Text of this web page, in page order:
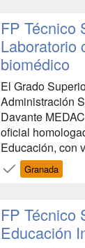
end de la
aspectos
FP Técnico
Laboratorio
biomédico
El Grado
Administración
Davante
oficial
Educación, con
territorio
para gestionar
dentro del
una ate...
Granada
FP Técnico
Educación